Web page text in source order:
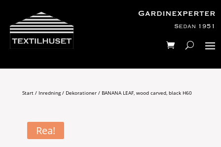
Gardinexperter
Sedan 1951
Start/ Inredning/ Dekorationer/ BANANA LEAF, wood carved, black H60
Rea!